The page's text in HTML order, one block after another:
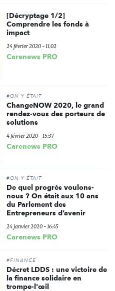
[Décryptage 1/2]
Comprendre les fonds à
impact
24 février 2020 - 11:02
Carenews PRO
#ON Y ÉTAIT
ChangeNOW 2020, le grand
rendez-vous des porteurs de
solutions
4 février 2020 - 15:37
Carenews PRO
#ON Y ÉTAIT
De quel progrès voulons-
nous ? On était aux 10 ans
du Parlement des
Entrepreneurs d’avenir
24 janvier 2020 - 16:45
Carenews PRO
#FINANCE
Décret LDDS : une victoire de
la finance solidaire en
trompe-l'œil